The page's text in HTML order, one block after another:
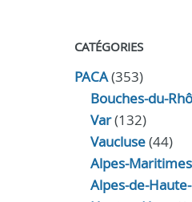
CATÉGORIES
PACA(353)
Bouches-du-
Var(132)
Vaucluse(44)
Alpes-Maritimes
Alpes-de-